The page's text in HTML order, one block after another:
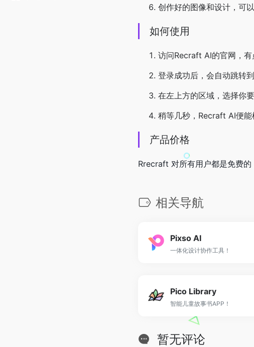
创作好的图像和设计，可
如何使用
访问Recraft AI的官网，
登录成功后，会自动跳转
在左上方的区域，选择你
稍等几秒，Recraft AI便
产品价格
Rrecraft 对所有用户都是免费的
相关导航
Pixso AI
一体化设计协作工具！
Pico Library
智能儿童故事书APP！
暂无评论